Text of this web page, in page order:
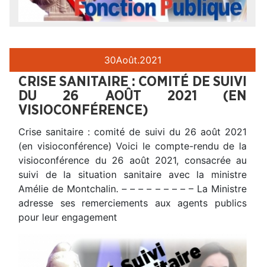
30Août.2021
CRISE SANITAIRE : COMITÉ DE SUIVI
DU 26 AOÛT 2021 (EN
VISIOCONFÉRENCE)
Crise sanitaire : comité de suivi du 26 août 2021
(en visioconférence) Voici le compte-rendu de la
visioconférence du 26 août 2021, consacrée au
suivi de la situation sanitaire avec la ministre
Amélie de Montchalin. – – – – – – – – – La Ministre
adresse ses remerciements aux agents publics
pour leur engagement